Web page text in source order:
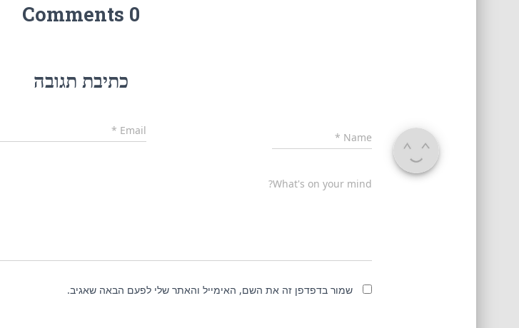
0 Comments
כתיבת תגובה
Name
*
Email
*
What's on your mind?
שמור בדפדפן זה את השם, האימייל והאתר שלי לפעם הבאה שאגיב.